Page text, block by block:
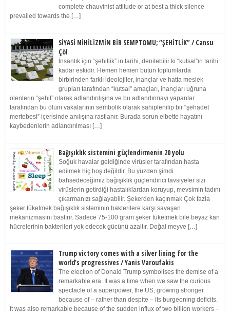
complete chauvinist attitude or at best a thick silence
prevailed towards the […]
SİYASİ NİHİLİZMİN BİR SEMPTOMU; “ŞEHİTLİK” / Cansu
Çöl
İnsanlık için “şehitlik” in tarihi, denilebilir ki “kutsal”ın tarihi
kadar eskidir. Hemen hemen bütün toplumlarda
birbirinden farklı ideolojiler, inançlar ve hatta meslek
grupları tarafından “kutsal” amaçları, inançları uğruna
ölenlerin “şehit” olarak adlandırılışına ve bu adlandırmayı yapanlar
tarafından bu ölüm vakalarının sembolik olarak sahiplenilip bir “şehadet
mertebesi” içerisinde anılışına rastlanır. Burada sorun elbette hayatını
kaybedenlerin adlandırılması […]
Bağışıklık sistemini güçlendirmenin 20 yolu
Soğuk havalar geldiğinde virüsler tarafından hasta
edilmek hiç hoş değildir. Bu yüzden şimdi
bahsedeceğimiz bağışıklık güçlendirici tavsiyeler sizi
virüslerin getirdiği hastalıklardan koruyup, mevsimin tadını
çıkarmanızı sağlayabilir. Şekerden kaçınmak Çok fazla
şeker tüketmek bağışıklık sisteminin bakterilere karşı savaşan
mekanizmasını bastırır. Sadece 75-100 gram şeker tüketmek bile beyaz kan
hücrelerinin bakterileri yok edecek gücünü azaltır. Doğal meyve […]
Trump victory comes with a silver lining for the
world’s progressives / Yanis Varoufakis
The election of Donald Trump symbolises the demise of a
remarkable era. It was a time when we saw the curious
spectacle of a superpower, the US, growing stronger
because of – rather than despite – its burgeoning deficits.
It was also remarkable because of the sudden influx of two billion workers –